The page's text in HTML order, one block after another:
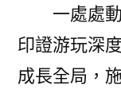
一處處
印證游玩深
成長全局，